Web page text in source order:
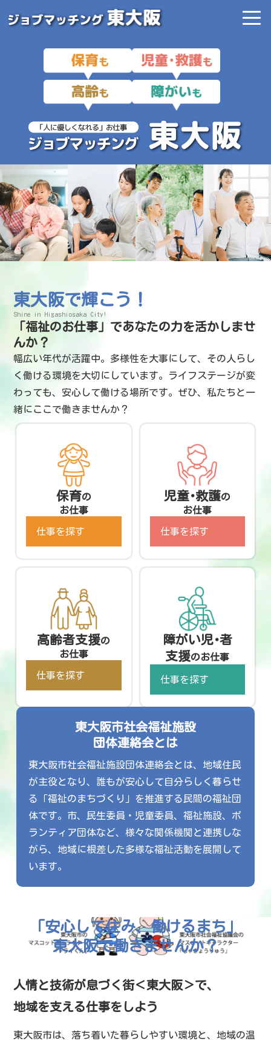
東大阪で輝こう！
Shine in Higashiosaka City!
「福祉のお仕事」であなたの力を活かしませ
んか？
幅広い年代が活躍中。多様性を大事にして、その人らし
く働ける環境を大切にしています。ライフステージが変
わっても、安心して働ける場所です。ぜひ、私たちと一
緒にここで働きませんか？
保育の
お仕事
仕事を探す
児童･救護の
お仕事
仕事を探す
高齢者支援の
お仕事
仕事を探す
障がい児･者
支援のお仕事
仕事を探す
東大阪市社会福祉施設
団体連絡会とは
東大阪市社会福祉施設団体連絡会とは、地域住民
が主役となり、誰もが安心して自分らしく暮らせ
る「福祉のまちづくり」を推進する民間の福祉団
体です。市、民生委員・児童委員、福祉施設、ボ
ランティア団体など、様々な関係機関と連携しな
がら、地域に根差した多様な福祉活動を展開して
います。
「安心して住み、働けるまち」
東大阪で働きませんか？
人情と技術が息づく街＜東大阪＞で、
地域を支える仕事をしよう
東大阪市は、落ち着いた暮らしやすい環境と、地域の温